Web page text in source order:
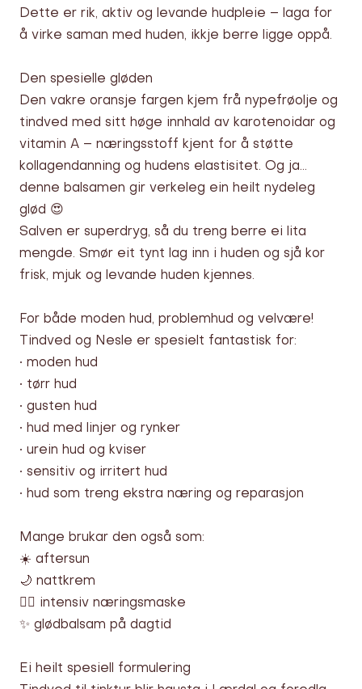
Dette er rik, aktiv og levande hudpleie – laga for
å virke saman med huden, ikkje berre ligge oppå.
Den spesielle gløden
Den vakre oransje fargen kjem frå nypefrøolje og
tindved med sitt høge innhald av karotenoidar og
vitamin A – næringsstoff kjent for å støtte
kollagendanning og hudens elastisitet. Og ja…
denne balsamen gir verkeleg ein heilt nydeleg
glød 😍
Salven er superdryg, så du treng berre ei lita
mengde. Smør eit tynt lag inn i huden og sjå kor
frisk, mjuk og levande huden kjennes.
For både moden hud, problemhud og velvære!
Tindved og Nesle er spesielt fantastisk for:
• moden hud
• tørr hud
• gusten hud
• hud med linjer og rynker
• urein hud og kviser
• sensitiv og irritert hud
• hud som treng ekstra næring og reparasjon
Mange brukar den også som:
☀️ aftersun
🌙 nattkrem
💆‍♀️ intensiv næringsmaske
✨ glødbalsam på dagtid
Ei heilt spesiell formulering